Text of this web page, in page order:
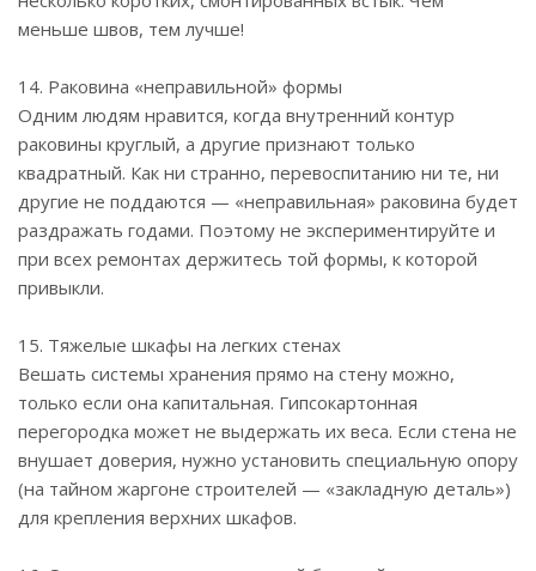
меньше швов, тем лучше!
14. Раковина «неправильной» формы
Одним людям нравится, когда внутренний контур
раковины круглый, а другие признают только
квадратный. Как ни странно, перевоспитанию ни те, ни
другие не поддаются — «неправильная» раковина будет
раздражать годами. Поэтому не экспериментируйте и
при всех ремонтах держитесь той формы, к которой
привыкли.
15. Тяжелые шкафы на легких стенах
Вешать системы хранения прямо на стену можно,
только если она капитальная. Гипсокартонная
перегородка может не выдержать их веса. Если стена не
внушает доверия, нужно установить специальную опору
(на тайном жаргоне строителей — «закладную деталь»)
для крепления верхних шкафов.